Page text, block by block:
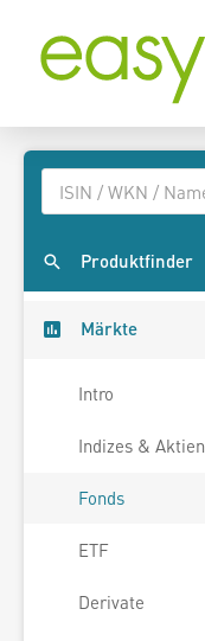
Produktfinder
Märkte
Intro
Indizes & Aktien
Fonds
ETF
Derivate